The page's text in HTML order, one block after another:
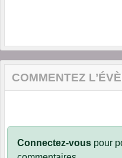
COMMENTEZ
Connectez-vous pour